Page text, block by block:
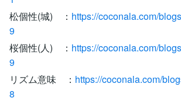
松個性(城) ： https://coconala.com/
9
桜個性(人) ： https://coconala.com/
9
リズム意味 ： https://coconala.com/
8